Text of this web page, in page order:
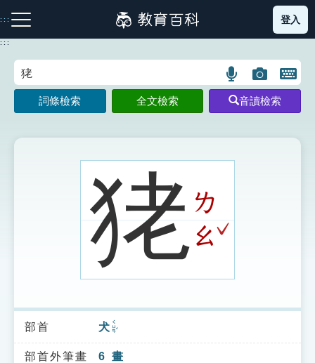
到
主
:::
注音索引圖示 筆畫索引圖示 部首索引表圖示
索引選單
知識索引
登入
:::
語
言
搜
示
圖
片
搜
開
鍵
圖
詞條檢索 全文檢索 音讀檢索
狫ㄌ
ㄠ ˇ
部首 犬 ㄑㄩㄢˇ
部首外筆畫 6 畫